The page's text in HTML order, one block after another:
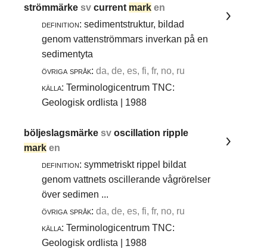
strömmärkesvcurrent mark en
definition: sedimentstruktur, bildad
genom vattenströmmars inverkan på en
sedimentyta
övriga språk: da, de, es, fi, fr, no, ru
källa: Terminologicentrum TNC:
Geologisk ordlista | 1988
böljeslagsmärkesvoscillation ripple
mark en
definition: symmetriskt rippel bildat
genom vattnets oscillerande vågrörelser
över sedimen ...
övriga språk: da, de, es, fi, fr, no, ru
källa: Terminologicentrum TNC:
Geologisk ordlista | 1988